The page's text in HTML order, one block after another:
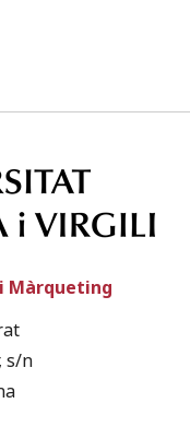
Màrqueting
s/n